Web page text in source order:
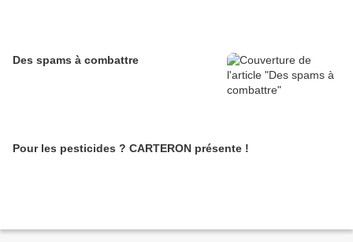
Des spams à combattre
Pour les pesticides ? CARTERON présente !